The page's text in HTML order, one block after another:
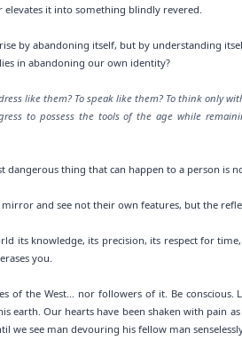
it into something blindly revered.
by abandoning itself, but by understanding
in abandoning our own identity?
like them? To speak like them? To think only
to possess the tools of the age while
dangerous thing that can happen to a person is
mirror and see not their own features, but the
its knowledge, its precision, its respect for
you.
of the West… nor followers of it. Be
earth. Our hearts have been shaken with pain
we see man devouring his fellow man